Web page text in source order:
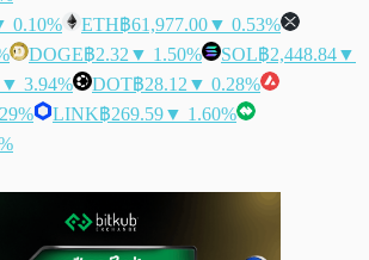
0.10% ETH฿61,977.00▼ 0.53%
DOGE฿2.32 ▼ 1.50% SOL฿2,448.84▼
▼ 3.94% DOT฿28.12 ▼ 0.28%
LINK฿269.59▼ 1.60%